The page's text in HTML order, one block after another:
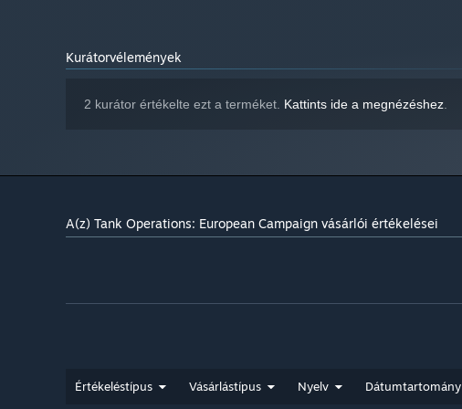
Kurátorvélemények
2 kurátor értékelte ezt a terméket. Kattints ide a megnézéshez.
A(z) Tank Operations: European Campaign vásárlói értékelései
Értékeléstípus Vásárlástípus Nyelv Dátumtartomány